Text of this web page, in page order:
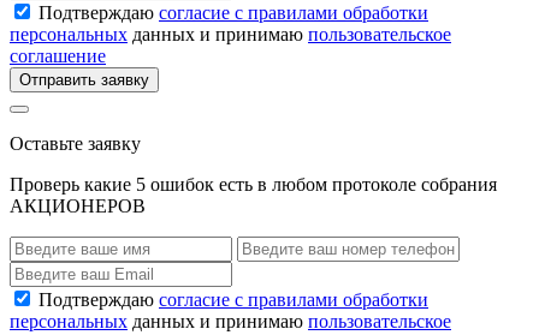
Подтверждаю согласие с правилами обработки
персональных данных и принимаю пользовательское
соглашение
Отправить заявку
Оставьте заявку
Проверь какие 5 ошибок есть в любом протоколе собрания
АКЦИОНЕРОВ
Подтверждаю согласие с правилами обработки
персональных данных и принимаю пользовательское